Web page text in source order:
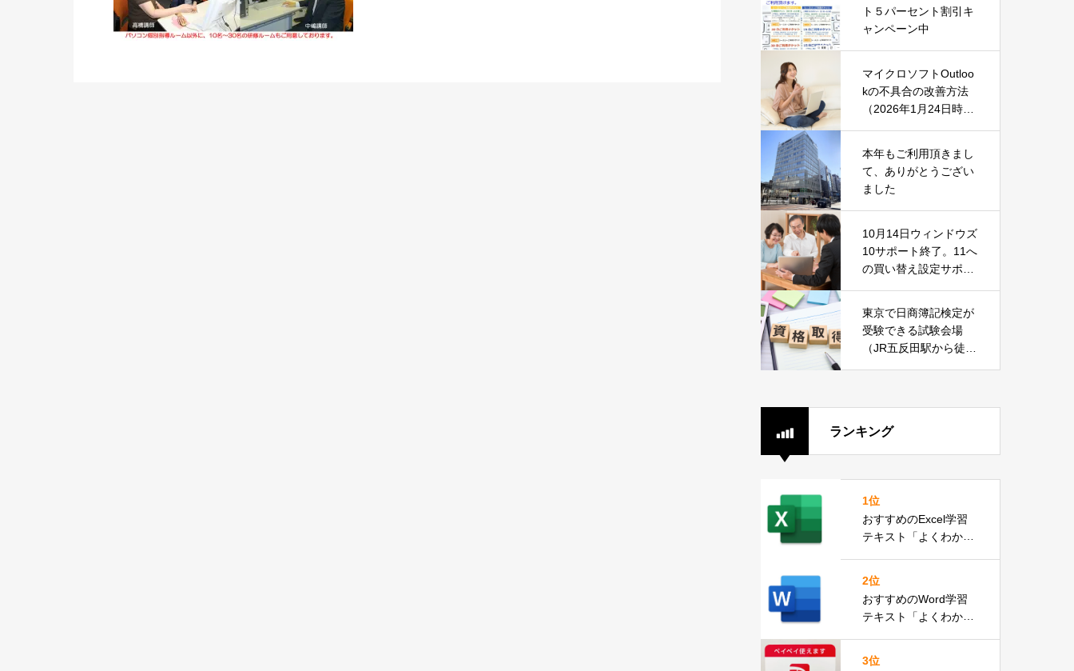
ト５パーセント割引キ
ャンペーン中
マイクロソフトOutloo
kの不具合の改善方法
（2026年1月24日時
本年もご利用頂きまし
て、ありがとうござい
ました
10月14日ウィンドウズ
10サポート終了。11へ
の買い替え設定サポー
東京で日商簿記検定が
受験できる試験会場
（JR五反田駅から徒歩
ランキング
1位
おすすめのExcel学習
テキスト「よくわかる
2位
おすすめのWord学習
テキスト「よくわかる
3位